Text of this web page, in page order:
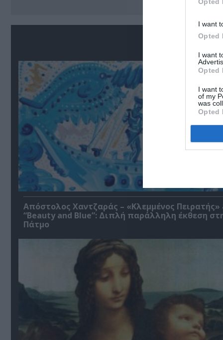
I want
Opted
I want
Opted
I want
of my
was
Opted
Απόστολος Χαντζαράς – «Κλεμμένος Πειρατής»
“Beauty and Blue”: Διπλή παράλληλη έκθεση
Πάτμο